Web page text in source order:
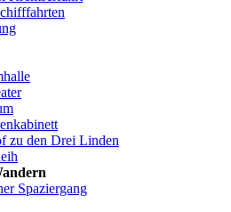
zu den Drei Linden
Spaziergang